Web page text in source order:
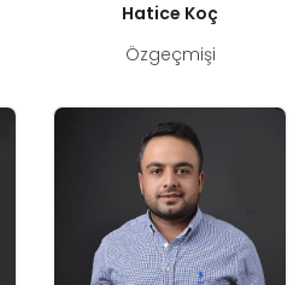
Hatice Koç
Özgeçmişi